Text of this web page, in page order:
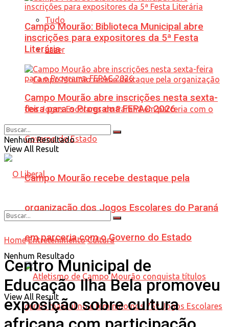
Tudo
Lazer
Campo Mourão recebe destaque pela
organização dos Jogos Escolares do Paraná
em parceria com o Governo do Estado
Campo Mourão: Biblioteca Municipal abre
inscrições para expositores da 5ª Festa
Literária
Campo Mourão abre inscrições nesta sexta-
feira para o Programa FEPAC 2026
Nenhum Resultado
View All Result
Nenhum Resultado
View All Result
Home Entretenimento Cultura
Centro Municipal de
Educação Ilha Bela promoveu
exposição sobre cultura